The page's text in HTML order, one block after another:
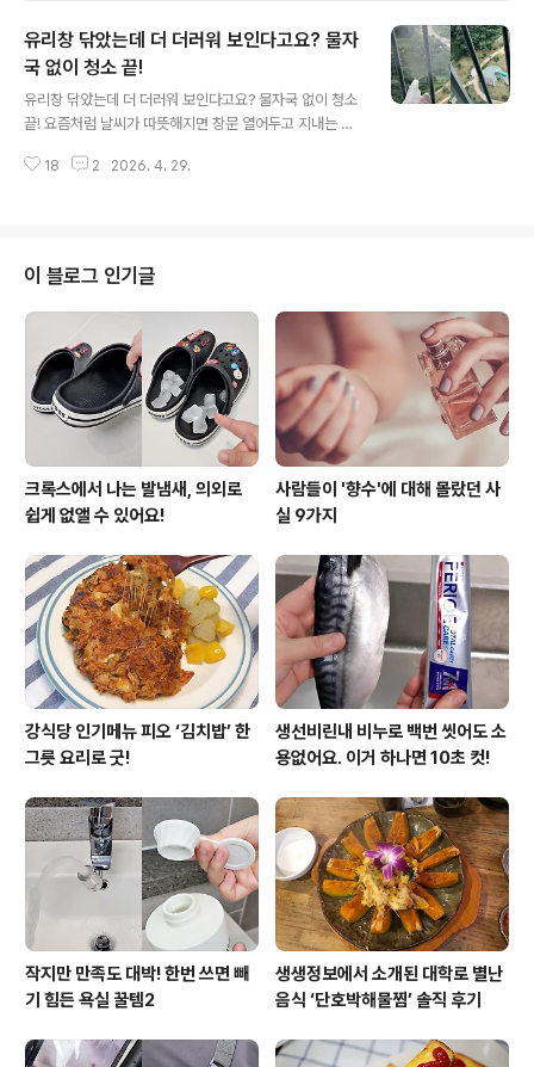
너지를 내는 조합이기도 해요. 아이스크림을 냉동실에서
바로 꺼내 먹으려고 하면 너무 단단해서 당황할 때가 있죠.
첫 숟가락을 뜨는 순간부터 힘이 안 들어가고 괜히 손에 힘
만 잔뜩 쓰게 되더라고요. 특히 대용량 아이스크림은 처음
하게 힘을 주다 보면 숟가락이 휘거나 부러질 때도 있고요.
유리창 닦았는데 더 더러워 보인다고요? 물자
국 없이 청소 끝!
유리창 닦았는데 더 더러워 보인다고요? 물자국 없이 청소
끝! 요즘처럼 날씨가 따뜻해지면 창문 열어두고 지내는 분
가는 시기인데요. 막상 열심히 닦아놓고 나면 빛 비칠 때마
까요? 유리창 자체는 닦는게 어렵지 않지만 문제는 물기가
마른 뒤 남는 얼룩이에요. 깨끗하게 닦았다고 생각했는데
마르고 나면 얼룩이 그대로 드러나서 결국 한번 더 손이 가
게 되더라고요ㅠㅠ 이걸 한번에 해결하는 방법이 있어요.
쌀뜨물+소주, 이 두가지만 있으면 돼요. 쌀을 씻고 나온 맑
은 쌀..
18 2 2026. 4. 29.
이 블로그 인기글
크록스에서 나는 발냄새, 의외로
쉽게 없앨 수 있어요!
사람들이 '향수'에 대해 몰랐던 사
실 9가지
강식당 인기메뉴 피오 ‘김치밥’ 한
그릇 요리로 굿!
생선비린내 비누로 백번 씻어도 소
용없어요. 이거 하나면 10초 컷!
작지만 만족도 대박! 한번 쓰면 빼
기 힘든 욕실 꿀템2
생생정보에서 소개된 대학로 별난
음식 ‘단호박해물찜’ 솔직 후기